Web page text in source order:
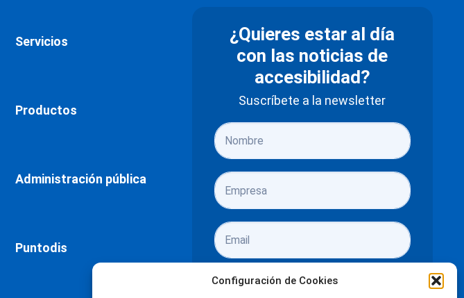
Configuración de Cookies
Servicios
Productos
Administración pública
Puntodis
¿Quieres estar al día
con las noticias de
accesibilidad?
Suscríbete a la newsletter